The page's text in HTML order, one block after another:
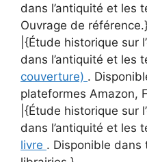
dans l’antiquité et les
Ouvrage de
|{Étude historique sur
dans l’antiquité et les
couverture) .
plateformes Amazon,
|{Étude historique sur
dans l’antiquité et les
livre . Disponible dans